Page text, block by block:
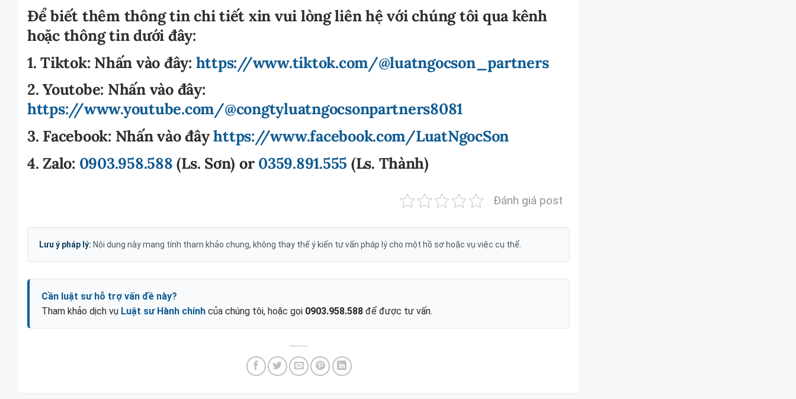
Để biết thêm thông tin chi tiết xin vui lòng liên hệ với chúng tôi qua kênh
hoặc thông tin dưới đây:
1. Tiktok: Nhấn vào đây: https://www.tiktok.com/@luatngocson_partners
2. Youtobe: Nhấn vào đây:
https://www.youtube.com/@congtyluatngocsonpartners8081
3. Facebook: Nhấn vào đâyhttps://www.facebook.com/LuatNgocSon
4. Zalo: 0903.958.588 (Ls. Sơn) or 0359.891.555 (Ls. Thành)
Đánh giá post
Lưu ý pháp lý: Nội dung này mang tính tham khảo chung, không thay thế ý kiến tư vấn pháp lý cho một hồ sơ hoặc vụ việc cụ thể.
Cần luật sư hỗ trợ vấn đề này?
Tham khảo dịch vụ Luật sư Hành chính của chúng tôi, hoặc gọi 0903.958.588 để được tư vấn.